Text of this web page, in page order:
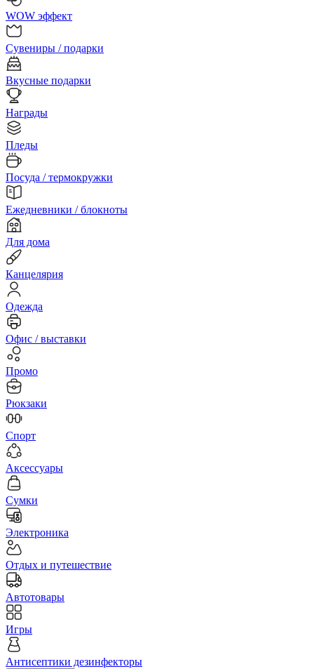
WOW эффект
Сувениры / подарки
Вкусные подарки
Награды
Пледы
Посуда / термокружки
Ежедневники / блокноты
Для дома
Канцелярия
Одежда
Офис / выставки
Промо
Рюкзаки
Спорт
Аксессуары
Сумки
Электроника
Отдых и путешествие
Автотовары
Игры
Антисептики дезинфекторы